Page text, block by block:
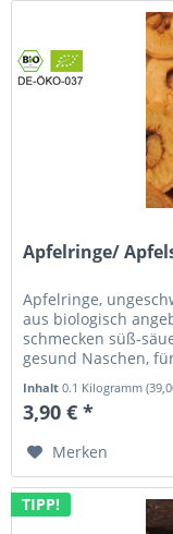
Apfelringe/
Apfelringe,
aus biologisch
schmecken süß-
gesund Naschen,
Inhalt0.1 Kilogramm
3,90 € *
Merken
TIPP!